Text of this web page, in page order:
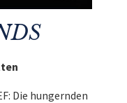
Die hungernden